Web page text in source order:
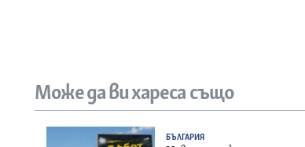
Може да ви хареса също
БЪЛГАРИЯ